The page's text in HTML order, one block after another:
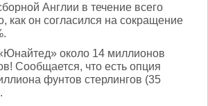
Англии в течение всего
как он согласился на сокращение
около 14 миллионов
Сообщается, что есть опция
фунтов стерлингов (35